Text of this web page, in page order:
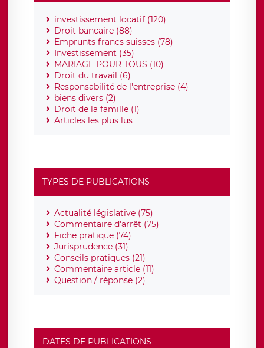
investissement locatif (120)
Droit bancaire (88)
Emprunts francs suisses (78)
Investissement (35)
MARIAGE POUR TOUS (10)
Droit du travail (6)
Responsabilité de l'entreprise (4)
biens divers (2)
Droit de la famille (1)
Articles les plus lus
TYPES DE PUBLICATIONS
Actualité législative (75)
Commentaire d'arrêt (75)
Fiche pratique (74)
Jurisprudence (31)
Conseils pratiques (21)
Commentaire article (11)
Question / réponse (2)
DATES DE PUBLICATIONS